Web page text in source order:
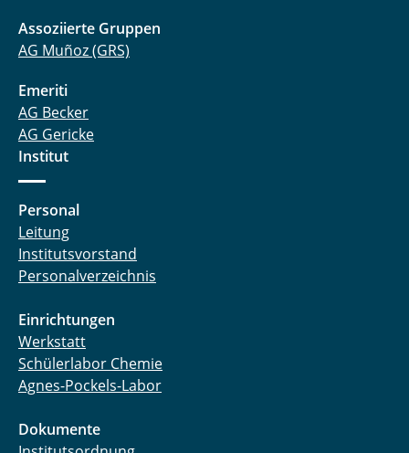
Assoziierte Gruppen
AG Muñoz (GRS)
Emeriti
AG Becker
AG Gericke
Institut
Personal
Leitung
Institutsvorstand
Personalverzeichnis
Einrichtungen
Werkstatt
Schülerlabor Chemie
Agnes-Pockels-Labor
Dokumente